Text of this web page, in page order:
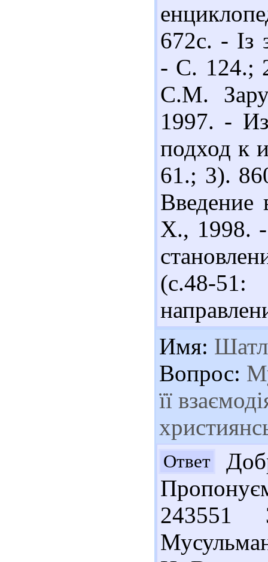
672с. - Із
- С. 124.;
С.М.
1997. -
подход к
61.; 3).
Введение
Х., 1998.
(с.48-
Имя:
Вопрос:
її
Ответ